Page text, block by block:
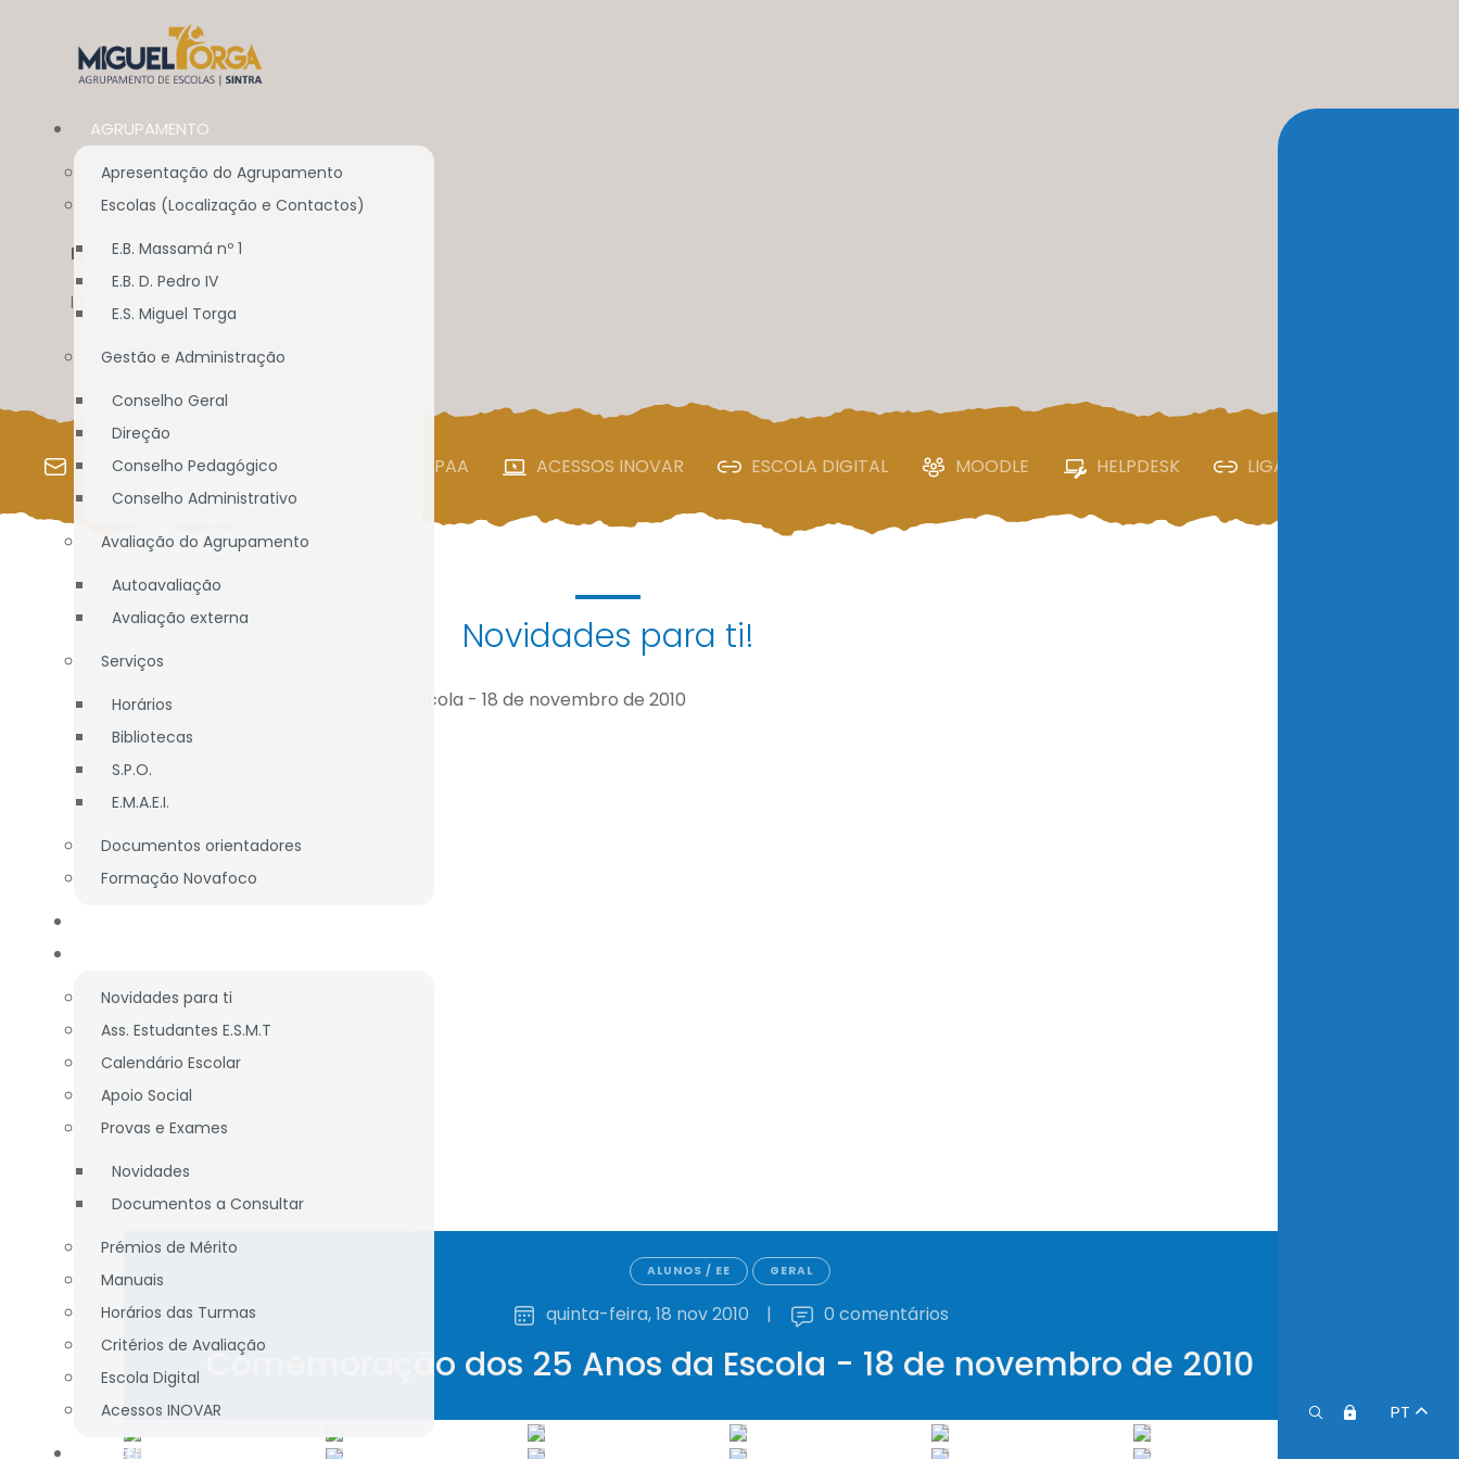
AGRUPAMENTO
Apresentação do Agrupamento
Escolas (Localização e Contactos)
E.B. Massamá nº 1
E.B. D. Pedro IV
E.S. Miguel Torga
Gestão e Administração
Conselho Geral
Direção
Conselho Pedagógico
Conselho Administrativo
Avaliação do Agrupamento
Autoavaliação
Avaliação externa
Serviços
Horários
Bibliotecas
S.P.O.
E.M.A.E.I.
Documentos orientadores
Formação Novafoco
Novidades para ti
Ass. Estudantes E.S.M.T
Calendário Escolar
Apoio Social
Provas e Exames
Novidades
Documentos a Consultar
Prémios de Mérito
Manuais
Horários das Turmas
Critérios de Avaliação
Escola Digital
Acessos INOVAR
DOCENTES / TÉCNICOS
PT
NOVIDADES PARA TI
Início // Alunos / E.E.
WEBMAIL SIGE PAA ACESSOS INOVAR ESCOLA DIGITAL MOODLE HELPDESK LIGAÇÕES ÚTEIS
Novidades para ti!
ALUNOS / EE GERAL
quinta-feira, 18 nov 2010 | 0 comentários
Comemoração dos 25 Anos da Escola - 18 de novembro de 2010